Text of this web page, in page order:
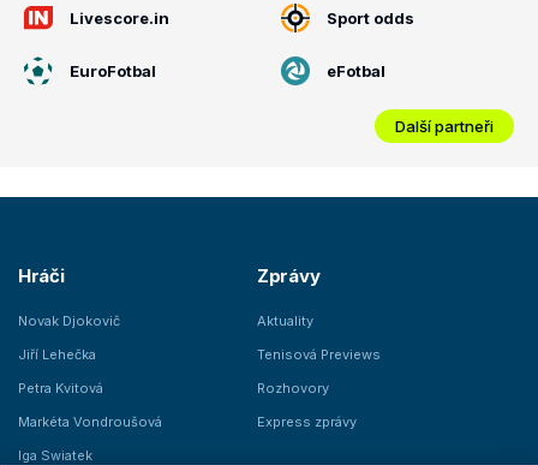
Livescore.in Sport odds
EuroFotbal eFotbal
Další partneři
Hráči
Novak Djokovič
Jiří Lehečka
Petra Kvitová
Markéta Vondroušová
Iga Swiatek
Zprávy
Aktuality
Tenisová Previews
Rozhovory
Express zprávy